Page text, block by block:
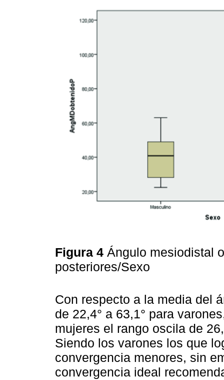
Figura 4 Ángulo mesiodistal
posteriores/Sexo
Con respecto a la media del
de 22,4° a 63,1° para
mujeres el rango oscila de
Siendo los varones los que
convergencia menores, sin
convergencia ideal